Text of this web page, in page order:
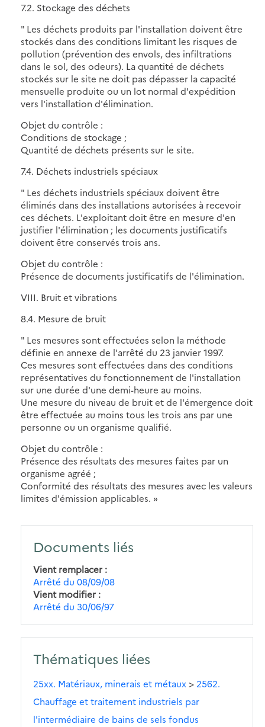
7.2. Stockage des déchets
" Les déchets produits par l'installation doivent être
stockés dans des conditions limitant les risques de
pollution (prévention des envols, des infiltrations
dans le sol, des odeurs). La quantité de déchets
stockés sur le site ne doit pas dépasser la capacité
mensuelle produite ou un lot normal d'expédition
vers l'installation d'élimination.
Objet du contrôle :
Conditions de stockage ;
Quantité de déchets présents sur le site.
7.4. Déchets industriels spéciaux
" Les déchets industriels spéciaux doivent être
éliminés dans des installations autorisées à recevoir
ces déchets. L'exploitant doit être en mesure d'en
justifier l'élimination ; les documents justificatifs
doivent être conservés trois ans.
Objet du contrôle :
Présence de documents justificatifs de l'élimination.
VIII. Bruit et vibrations
8.4. Mesure de bruit
" Les mesures sont effectuées selon la méthode
définie en annexe de l'arrêté du 23 janvier 1997.
Ces mesures sont effectuées dans des conditions
représentatives du fonctionnement de l'installation
sur une durée d'une demi-heure au moins.
Une mesure du niveau de bruit et de l'émergence doit
être effectuée au moins tous les trois ans par une
personne ou un organisme qualifié.
Objet du contrôle :
Présence des résultats des mesures faites par un
organisme agréé ;
Conformité des résultats des mesures avec les valeurs
limites d'émission applicables. »
Documents liés
Vient remplacer
Arrêté du 08/09/08
Vient modifier
Arrêté du 30/06/97
Thématiques liées
25xx. Matériaux, minerais et métaux> 2562.
Chauffage et traitement industriels par
l'intermédiaire de bains de sels fondus